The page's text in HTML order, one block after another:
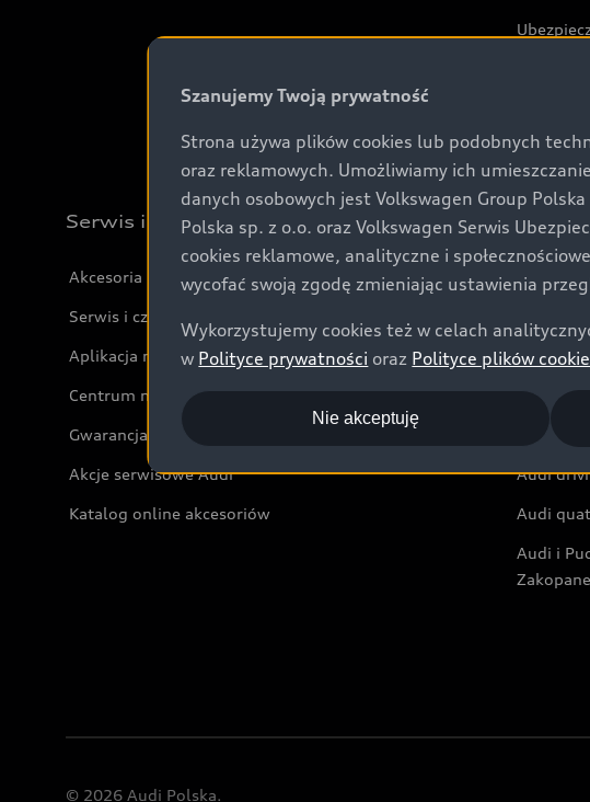
Audi
Serwis i akcesoria
Akcesoria
Serwis i części
Aplikacja myAudi i usługi cyfrowe
Centrum napraw powypadkowych
Gwarancja
Akcje serwisowe Audi
Katalog online akcesoriów
Świat
Audi
Audi
Audi i
Audi
Audi
Audi i
© 2026 Audi Polska.
Szanujemy Twoją prywatność
Strona używa plików cookies lub podobnych
oraz reklamowych. Umożliwiamy ich
danych osobowych jest Volkswagen Group
Polska sp. z o.o. oraz Volkswagen Serwis
cookies reklamowe, analityczne i
wycofać swoją zgodę zmieniając ustawienia
Wykorzystujemy cookies też w celach
w Polityce prywatności oraz Polityce plików
Nie akceptuję